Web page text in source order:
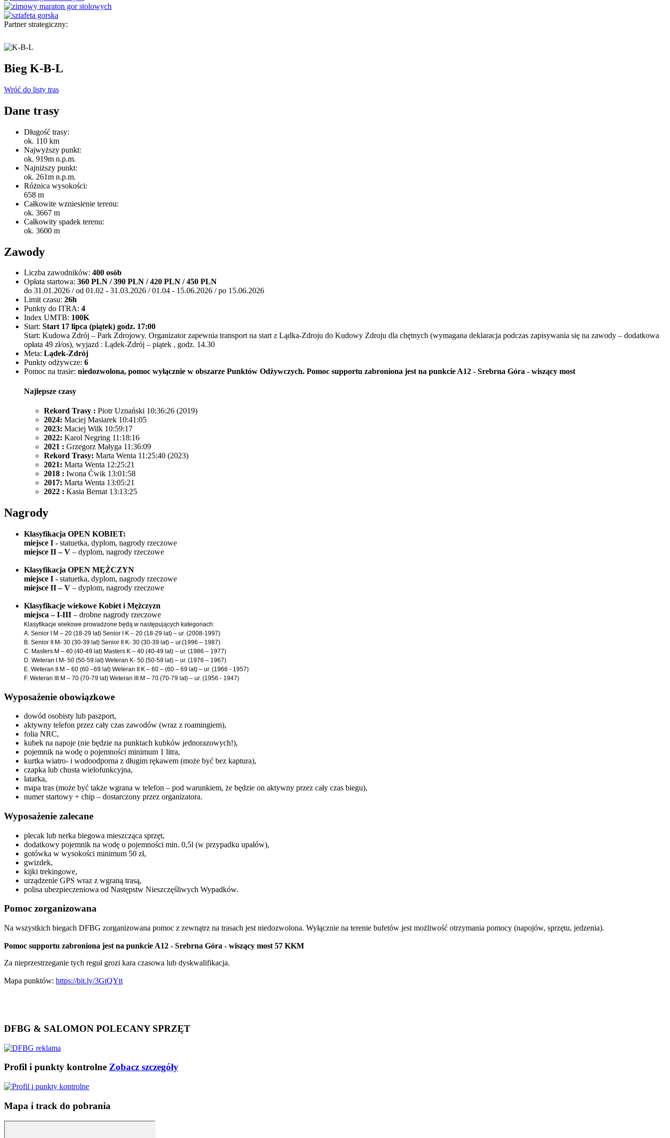
Partner strategiczny:
Bieg K-B-L
Wróć do listy tras
Dane trasy
Długość trasy:
ok. 110 km
Najwyższy punkt:
ok. 919m n.p.m.
Najniższy punkt:
ok. 261m n.p.m.
Różnica wysokości:
658 m
Całkowite wzniesienie terenu:
ok. 3667 m
Całkowity spadek terenu:
ok. 3600 m
Zawody
Liczba zawodników: 400 osób
Opłata startowa: 360 PLN / 390 PLN / 420 PLN / 450 PLN
do 31.01.2026 / od 01.02 - 31.03.2026 / 01.04 - 15.06.2026 / po 15.06.2026
Limit czasu: 26h
Punkty do ITRA: 4
Index UMTB: 100K
Start: Start 17 lipca (piątek) godz. 17:00
Start: Kudowa Zdrój – Park Zdrojowy. Organizator zapewnia transport na start z Lądka-Zdroju do Kudowy Zdroju dla chętnych (wymagana deklaracja podczas zapisywania się na zawody – dodatkowa
opłata 49 zł/os), wyjazd : Lądek-Zdrój – piątek , godz. 14.30
Meta: Lądek-Zdrój
Punkty odżywcze: 6
Pomoc na trasie: niedozwolona, pomoc wyłącznie w obszarze Punktów Odżywczych. Pomoc supportu zabroniona jest na punkcie A12 - Srebrna Góra - wiszący most
Najlepsze czasy
Rekord Trasy : Piotr Uznański 10:36:26 (2019)
2024: Maciej Masiarek 10:41:05
2023: Maciej Wilk 10:59:17
2022: Karol Negring 11:18:16
2021 : Grzegorz Małyga 11:36:09
Rekord Trasy: Marta Wenta 11:25:40 (2023)
2021: Marta Wenta 12:25:21
2018 : Iwona Ćwik 13:01:58
2017: Marta Wenta 13:05:21
2022 : Kasia Bernat 13:13:25
Nagrody
Klasyfikacja OPEN KOBIET:
miejsce I - statuetka, dyplom, nagrody rzeczowe
miejsce II – V – dyplom, nagrody rzeczowe
Klasyfikacja OPEN MĘŻCZYN
miejsce I - statuetka, dyplom, nagrody rzeczowe
miejsce II – V – dyplom, nagrody rzeczowe
Klasyfikacje wiekowe Kobiet i Mężczyzn
miejsca – I-III – drobne nagrody rzeczowe
Klasyfikacje wiekowe prowadzone będą w następujących kategoriach:
A. Senior I M – 20 (18-29 lat) Senior I K – 20 (18-29 lat) – ur. (2008-1997)
B. Senior II M- 30 (30-39 lat) Senior II K- 30 (30-39 lat) – ur.(1996 – 1987)
C. Masters M – 40 (40-49 lat) Masters K – 40 (40-49 lat) – ur. (1986 – 1977)
D. Weteran I M- 50 (50-59 lat) Weteran K- 50 (50-59 lat) – ur. (1976 – 1967)
E. Weteran II M – 60 (60 –69 lat) Weteran II K – 60 – (60 – 69 lat) – ur. (1966 - 1957)
F. Weteran III M – 70 (70-79 lat) Weteran III M – 70 (70-79 lat) – ur. (1956 - 1947)
Wyposażenie obowiązkowe
dowód osobisty lub paszport,
aktywny telefon przez cały czas zawodów (wraz z roamingiem),
folia NRC,
kubek na napoje (nie będzie na punktach kubków jednorazowych!),
pojemnik na wodę o pojemności minimum 1 litra,
kurtka wiatro- i wodoodporna z długim rękawem (może być bez kaptura),
czapka lub chusta wielofunkcyjna,
latarka,
mapa tras (może być także wgrana w telefon – pod warunkiem, że będzie on aktywny przez cały czas biegu),
numer startowy + chip – dostarczony przez organizatora.
Wyposażenie zalecane
plecak lub nerka biegowa mieszcząca sprzęt,
dodatkowy pojemnik na wodę o pojemności min. 0,5l (w przypadku upałów),
gotówka w wysokości minimum 50 zł,
gwizdek,
kijki trekingowe,
urządzenie GPS wraz z wgraną trasą,
polisa ubezpieczeniowa od Następstw Nieszczęśliwych Wypadków.
Pomoc zorganizowana
Na wszystkich biegach DFBG zorganizowana pomoc z zewnątrz na trasach jest niedozwolona. Wyłącznie na terenie bufetów jest możliwość otrzymania pomocy (napojów, sprzętu, jedzenia).
Pomoc supportu zabroniona jest na punkcie A12 - Srebrna Góra - wiszący most 57 KKM
Za nieprzestrzeganie tych reguł grozi kara czasowa lub dyskwalifikacja.
Mapa punktów: https://bit.ly/3GtQYtt
DFBG & SALOMON POLECANY SPRZĘT
Profil i punkty kontrolne Zobacz szczegóły
Mapa i track do pobrania